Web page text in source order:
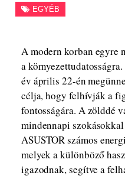
EGYÉB
A modern korban egyre
a
év április 22-én
célja, hogy felhívják a
fontosságára. A zölddé
mindennapi
ASUSTOR számos
melyek a különböző
igazodnak, segítve a